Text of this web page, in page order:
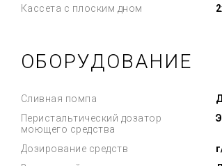
Кассета с плоским дном
ОБОРУДОВАНИЕ
Сливная помпа
Перистальтический дозатор
моющего средства
Дозирование средств